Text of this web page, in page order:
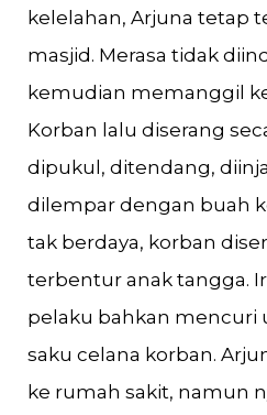
kelelahan, Arjuna tetap
masjid. Merasa tidak
kemudian memanggil
Korban lalu diserang
dipukul, ditendang,
dilempar dengan buah
tak berdaya, korban
terbentur anak tangga.
pelaku bahkan mencuri
saku celana korban.
ke rumah sakit, namun